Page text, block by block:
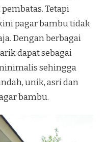
Tetapi
pagar bambu tidak
Dengan berbagai
dapat sebagai
sehingga
unik, asri dan
bambu.